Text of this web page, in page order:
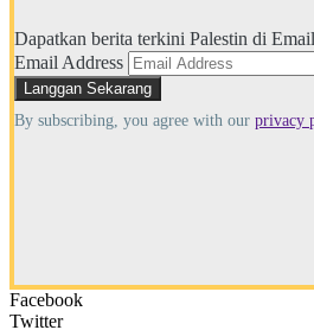
Dapatkan berita terkini Palestin di
Email Address
By subscribing, you agree with our privacy
Facebook
Twitter